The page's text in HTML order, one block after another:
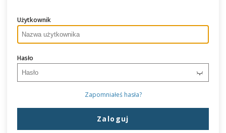
Użytkownik
Hasło
Zapomniałeś hasła?
Zaloguj